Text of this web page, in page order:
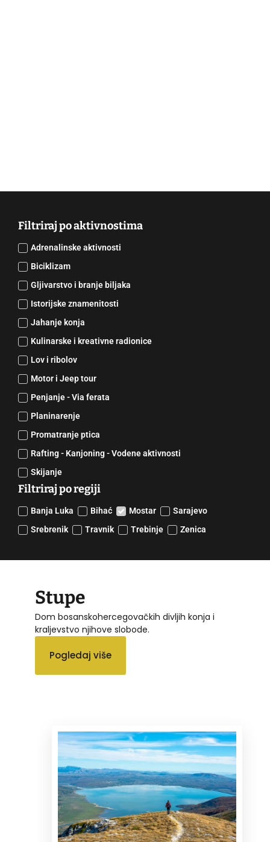
Filtriraj po aktivnostima
Adrenalinske aktivnosti
Biciklizam
Gljivarstvo i branje biljaka
Istorijske znamenitosti
Jahanje konja
Kulinarske i kreativne radionice
Lov i ribolov
Motor i Jeep tour
Penjanje - Via ferata
Planinarenje
Promatranje ptica
Rafting - Kanjoning - Vodene aktivnosti
Skijanje
Filtriraj po regiji
Banja Luka Bihać Mostar
Sarajevo
Srebrenik
Travnik Trebinje Zenica
Stupe
Dom bosanskohercegovačkih divljih konja i
kraljevstvo njihove slobode.
Pogledaj više